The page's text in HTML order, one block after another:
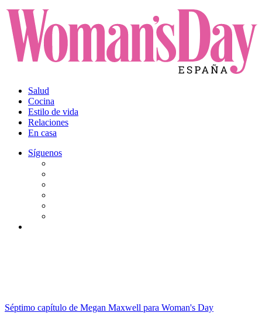
Salud
Cocina
Estilo de vida
Relaciones
En casa
Síguenos
Séptimo capítulo de Megan Maxwell para Woman's Day